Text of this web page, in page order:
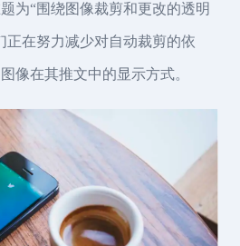
为“围绕图像裁剪和更改的透明
正在努力减少对自动裁剪的依
像在其推文中的显示方式。